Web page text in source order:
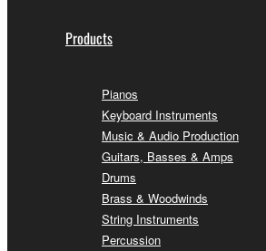
Products
Pianos
Keyboard Instruments
Music & Audio Production
Guitars, Basses & Amps
Drums
Brass & Woodwinds
String Instruments
Percussion